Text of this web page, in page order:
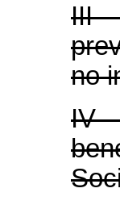
III -
no
IV -